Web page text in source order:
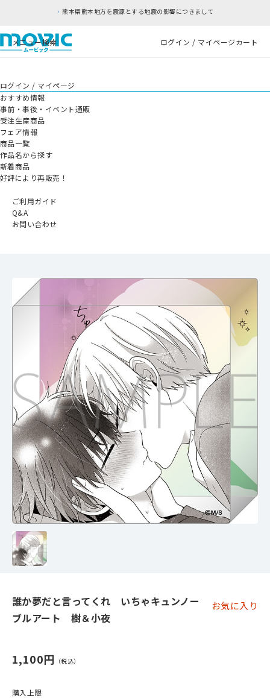
熊本県熊本地方を震源とする地震の影響につきまして
メニュー検索 ログイン / マイページカート
ログイン / マイページ
おすすめ情報
事前・事後・イベント通販
受注生産商品
フェア情報
商品一覧
作品名から探す
新着商品
好評により再販売！
ご利用ガイド
Q&A
お問い合わせ
誰か夢だと言ってくれ いちゃキュンノー
ブルアート 樹＆小夜
お気に入り
1,100円
購入上限